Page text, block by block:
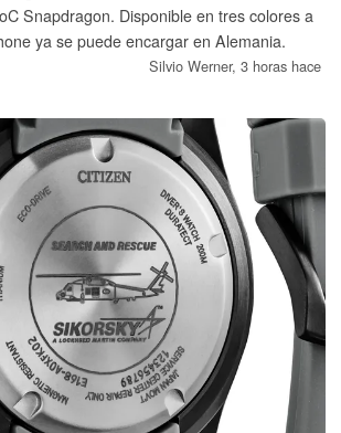
Snapdragon. Disponible en tres colores a
ya se puede encargar en Alemania.
Silvio Werner, 3 horas hace